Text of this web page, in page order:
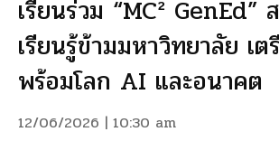
เรียนร่วม “MC² GenEd”
เรียนรู้ข้ามมหาวิทยาลัย เ
พร้อมโลก AI และอนาคต
12/06/2026 | 10:30 am